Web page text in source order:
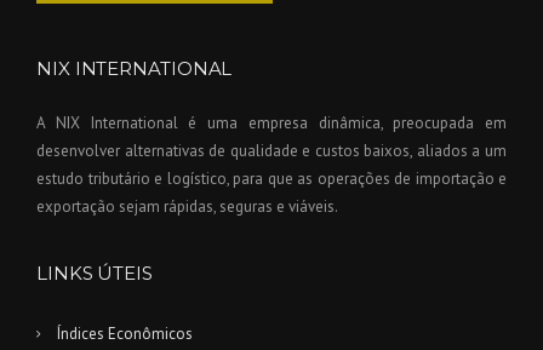
NIX INTERNATIONAL
A NIX International é uma empresa dinâmica, preocupada em
desenvolver alternativas de qualidade e custos baixos, aliados a um
estudo tributário e logístico, para que as operações de importação e
exportação sejam rápidas, seguras e viáveis.
LINKS ÚTEIS
Índices Econômicos